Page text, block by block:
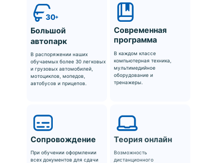
Большой
автопарк
В распоряжении наших
обучаемых более 30 легковых
и грузовых автомобилей,
мотоциклов, мопедов,
автобусов и прицепов.
Современная
программа
В каждом классе
компьютерная техника,
мультимедийное
оборудование и
тренажеры.
Сопровождение
При обучении оформлении
всех документов для сдачи
Теория онлайн
Возможность
дистанционного